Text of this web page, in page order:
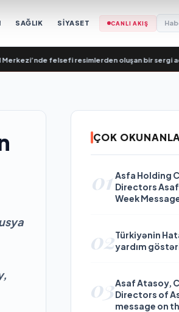
SAĞLIK SİYASET CANLI AKIŞ
felsefi resimlerden oluşan bir sergi açıldı•
ÇOK
01 Asfa Holding
Directors Asaf
Week
02Türkiyənin
yardım
03Asaf Atasoy,
Directors of
message on